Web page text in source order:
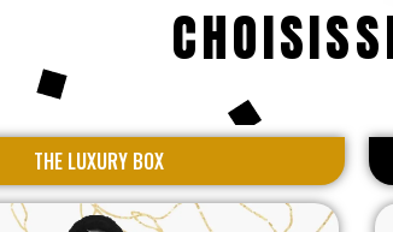
THE LUXURY BOX